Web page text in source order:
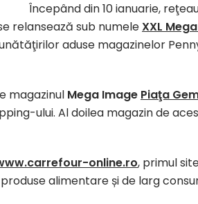
Începând din 10 ianuarie,
relansează sub numeleXXL
aduse magazinelor
magazinul Mega Image Piaţa
ului. Al doilea magazin de
online.ro, primul
alimentare și de larg